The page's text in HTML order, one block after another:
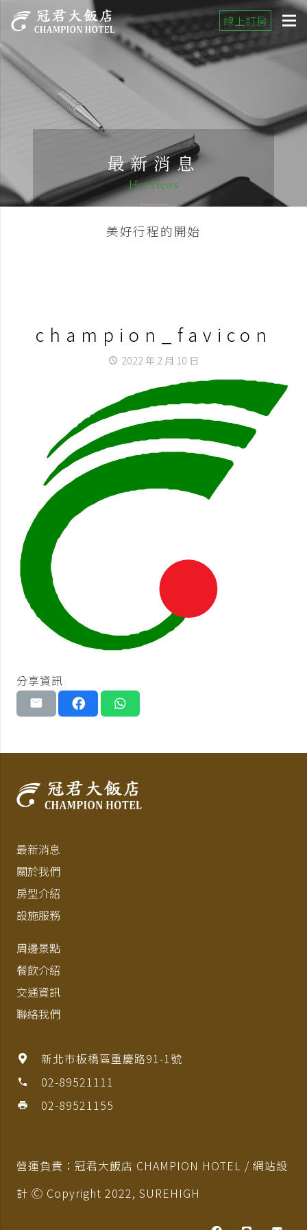
線上訂房
最新消息
Hot News
美好行程的開始
champion_favicon
access_time 2022 年 2 月 10 日
分享資訊
最新消息
關於我們
房型介紹
設施服務
周邊景點
餐飲介紹
交通資訊
聯絡我們
新北市板橋區重慶路91-1號
phone 02-89521111
print 02-89521155
營運負責：冠君大飯店 CHAMPION HOTEL / 網站設
計 Ⓒ Copyright 2022, SUREHIGH